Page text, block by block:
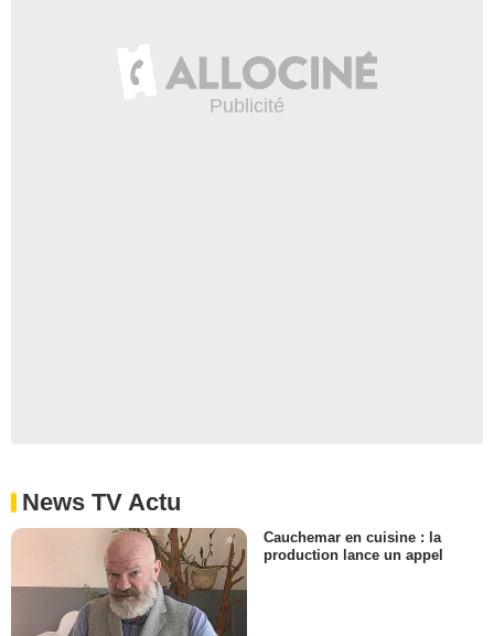
News TV Actu
Cauchemar en cuisine : la
production lance un appel